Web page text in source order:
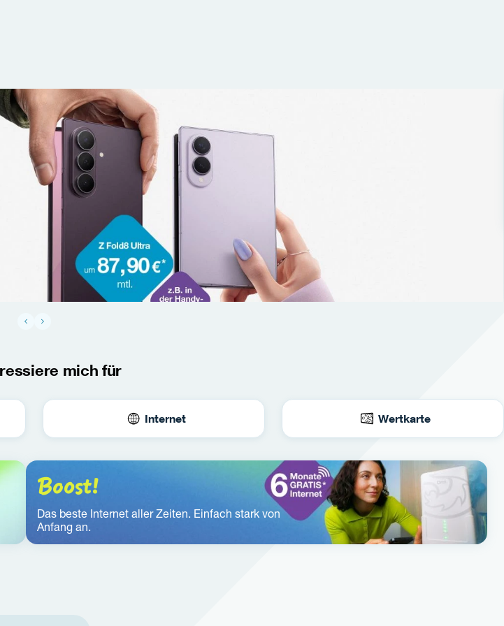
mich für
Internet Wertkarte
Boost!
Das beste Internet aller Zeiten. Einfach stark von
Anfang an.